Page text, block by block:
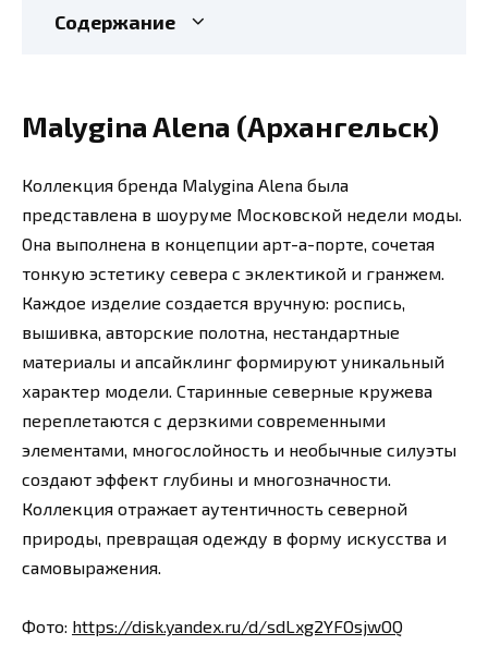
Содержание
Malygina Alena (Архангельск)
Коллекция бренда Malygina Alena была
представлена в шоуруме Московской недели моды.
Она выполнена в концепции арт-а-порте, сочетая
тонкую эстетику севера с эклектикой и гранжем.
Каждое изделие создается вручную: роспись,
вышивка, авторские полотна, нестандартные
материалы и апсайклинг формируют уникальный
характер модели. Старинные северные кружева
переплетаются с дерзкими современными
элементами, многослойность и необычные силуэты
создают эффект глубины и многозначности.
Коллекция отражает аутентичность северной
природы, превращая одежду в форму искусства и
самовыражения.
Фото: https://disk.yandex.ru/d/sdLxg2YFOsjwOQ